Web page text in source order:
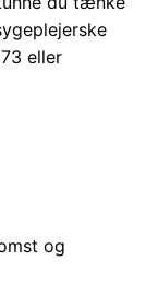
eller
og